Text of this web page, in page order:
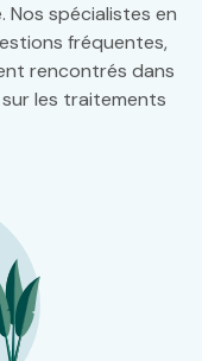
Nos spécialistes en
fréquentes,
rencontrés dans
les traitements